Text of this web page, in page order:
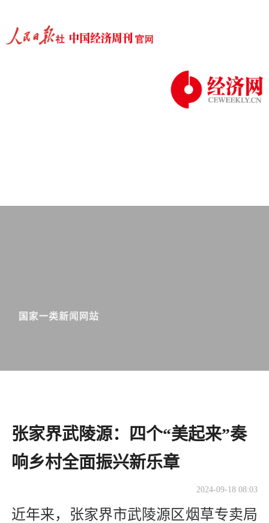
张家界武陵源：四个“美起来”奏
响乡村全面振兴新乐章
2024-09-18 08:03
近年来，张家界市武陵源区烟草专卖局